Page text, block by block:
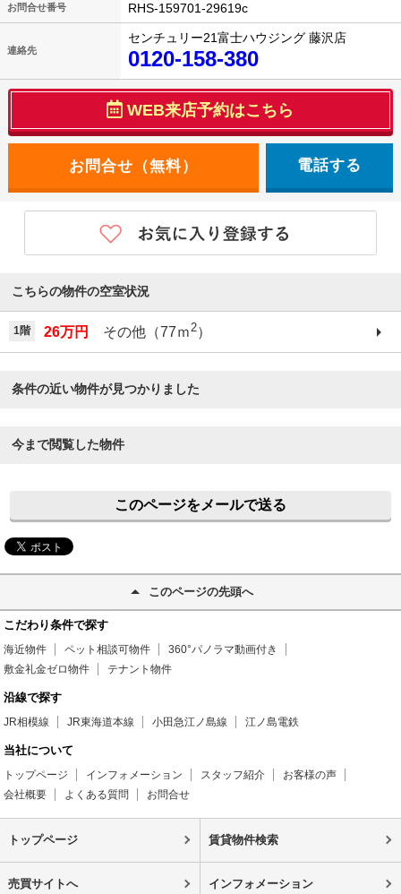
お問合せ番号 RHS-159701-29619c
連絡先
センチュリー21富士ハウジング 藤沢店
0120-158-380
WEB来店予約はこちら
電話する
こちらの物件の空室状況
1階 26万円 その他（77ｍ2）
条件の近い物件が見つかりました
今まで閲覧した物件
このページをメールで送る
このページの先頭へ
こだわり条件で探す
海近物件 ペット相談可物件
360°パノラマ動画付き
敷金礼金ゼロ物件
テナント物件
沿線で探す
JR相模線 JR東海道本線 小田急江ノ島線 江ノ島電鉄
当社について
トップページ インフォメーション スタッフ紹介
お客様の声
会社概要
よくある質問 お問合せ
トップページ 賃貸物件検索
売買サイトへ インフォメーション